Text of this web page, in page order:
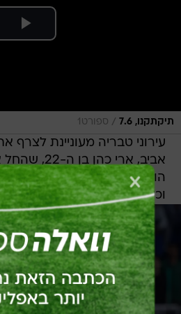
תיקתקנו, 7.6 / ספורט1
עירוני טבריה מעוניינת
אביב, ארי
הושאל בחצי העונה האחרונה
וכעת עשוי לצאת להשאלה